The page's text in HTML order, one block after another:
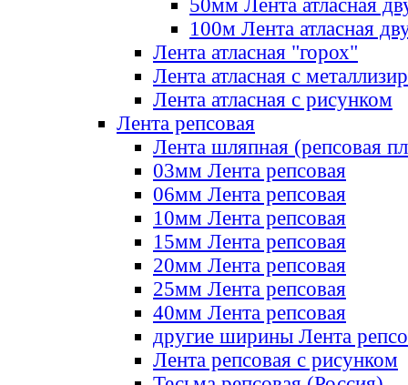
50мм Лента атласная
100м Лента атласная
Лента атласная "горох"
Лента атласная с
Лента атласная с рисунком
Лента репсовая
Лента шляпная (репсовая
03мм Лента репсовая
06мм Лента репсовая
10мм Лента репсовая
15мм Лента репсовая
20мм Лента репсовая
25мм Лента репсовая
40мм Лента репсовая
другие ширины Лента
Лента репсовая с рисунком